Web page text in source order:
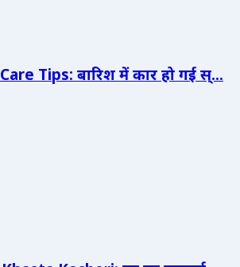
Tips: बारिश में कार हो गई स्...